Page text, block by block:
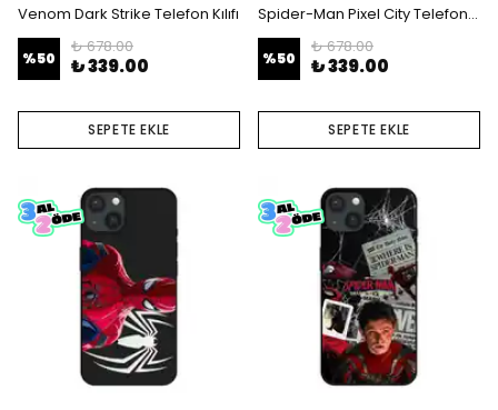
Venom Dark Strike Telefon Kılıfı
%50
₺ 678.00
₺ 339.00
SEPETE EKLE
Spider-Man Pixel City Telefon Kılıfı
%50
₺ 678.00
₺ 339.00
SEPETE EKLE